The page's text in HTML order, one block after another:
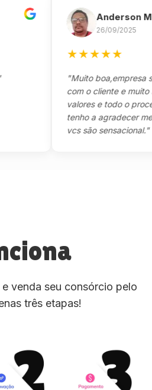
Anderson
26/09/2025
★★★
"Muito boa,empresa séria
com o cliente e muito
valores e todo o processo
tenho a agradecer
vcs são sensacional."
venda seu consórcio pelo
três etapas!